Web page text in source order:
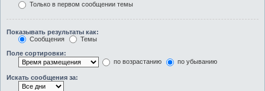
Только в первом сообщении темы
Показывать результаты как:
Сообщения
Темы
Поле сортировки:
по возрастанию
по убыванию
Искать сообщения за: